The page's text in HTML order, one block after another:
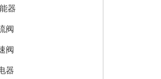
器
阀
阀
器